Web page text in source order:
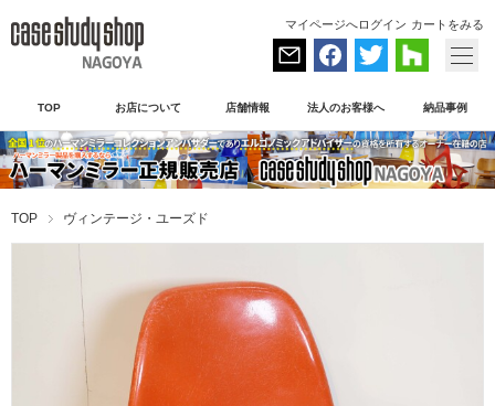
マイページへログイン カートをみる
TOP お店について 店舗情報 法人のお客様へ 納品事例
TOP ヴィンテージ・ユーズド